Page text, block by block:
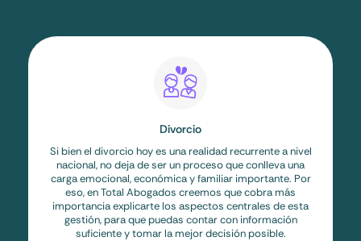
Divorcio
Si bien el divorcio hoy es una realidad recurrente a nivel
nacional, no deja de ser un proceso que conlleva una
carga emocional, económica y familiar importante. Por
eso, en Total Abogados creemos que cobra más
importancia explicarte los aspectos centrales de esta
gestión, para que puedas contar con información
suficiente y tomar la mejor decisión posible.